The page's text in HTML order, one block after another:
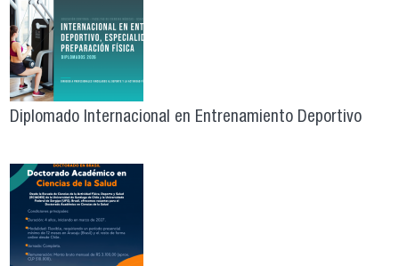
Diplomado Internacional en Entrenamiento Deportivo